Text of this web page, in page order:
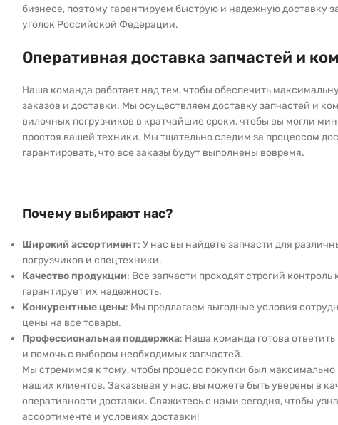
бизнесе, поэтому гарантируем быструю и надежную доставку
уголок Российской Федерации.
Оперативная доставка запчастей и
Наша команда работает над тем, чтобы обеспечить
заказов и доставки. Мы осуществляем доставку запчастей и
вилочных погрузчиков в кратчайшие сроки, чтобы вы могли
простоя вашей техники. Мы тщательно следим за процессом
гарантировать, что все заказы будут выполнены вовремя.
Почему выбирают нас?
Широкий ассортимент: У нас вы найдете запчасти для
погрузчиков и спецтехники.
Качество продукции: Все запчасти проходят строгий контроль
гарантирует их надежность.
Конкурентные цены: Мы предлагаем выгодные условия
цены на все товары.
Профессиональная поддержка: Наша команда готова
и помочь с выбором необходимых запчастей.
Мы стремимся к тому, чтобы процесс покупки был
наших клиентов. Заказывая у нас, вы можете быть уверены в
оперативности доставки. Свяжитесь с нами сегодня, чтобы
ассортименте и условиях доставки!